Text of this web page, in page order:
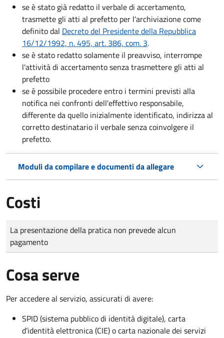
se è stato già redatto il verbale di accertamento,
trasmette gli atti al prefetto per l'archiviazione come
definito dal Decreto del Presidente della Repubblica
16/12/1992, n. 495, art. 386, com. 3.
se è stato redatto solamente il preavviso, interrompe
l'attività di accertamento senza trasmettere gli atti al
prefetto
se è possibile procedere entro i termini previsti alla
notifica nei confronti dell'effettivo responsabile,
differente da quello inizialmente identificato, indirizza al
corretto destinatario il verbale senza coinvolgere il
prefetto.
Moduli da compilare e documenti da allegare
Costi
Tipo di pagamento
Importo
La presentazione della pratica non prevede alcun
pagamento
Cosa serve
Per accedere al servizio, assicurati di avere:
SPID (sistema pubblico di identità digitale), carta
d’identità elettronica (CIE) o carta nazionale dei servizi